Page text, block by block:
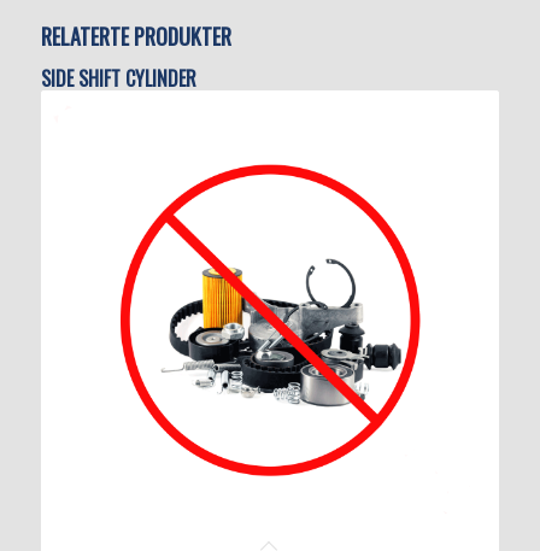
RELATERTE PRODUKTER
SIDE SHIFT CYLINDER